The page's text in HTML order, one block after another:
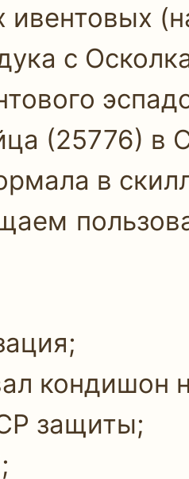
ивентовых
с
(25776) в
в
кондишон
защиты;